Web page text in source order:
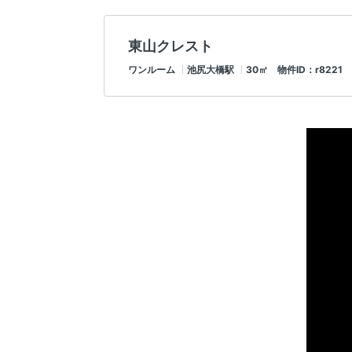
東山クレスト
ワンルーム 池尻大橋駅 30㎡ 物件ID：r8221